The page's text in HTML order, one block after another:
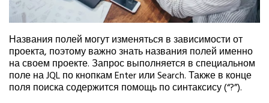
Названия полей могут изменяться в зависимости от
проекта, поэтому важно знать названия полей именно
на своем проекте. Запрос выполняется в специальном
поле на JQL по кнопкам Enter или Search. Также в конце
поля поиска содержится помощь по синтаксису (“?”).